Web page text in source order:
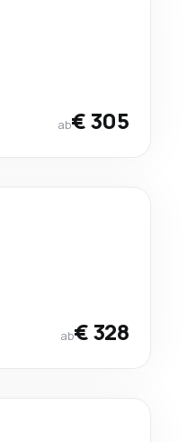
ab€ 305
ab€ 328